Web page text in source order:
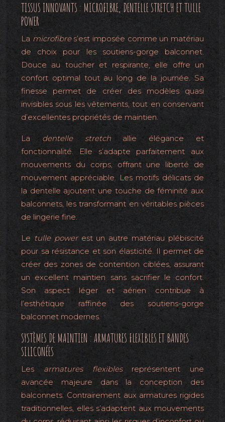
TISSUS INNOVANTS : MICROFIBRE, DENTELLE STRETCH ET TULLE
POWER
La microfibres’est imposée comme un matériau
de choix pour les soutiens-gorge balconnet.
Douce au toucher et respirante, elle offre un
confort optimal tout au long de la journée. Sa
finesse permet de créer des modèles quasi
invisibles sous les vêtements, tout en conservant
d’excellentes propriétés de maintien.
La dentelle stretch allie élégance et
fonctionnalité. Elle s’adapte parfaitement aux
mouvements du corps, offrant une liberté de
mouvement appréciable. Les motifs délicats de
la dentelle ajoutent une touche de féminité aux
balconnets, les transformant en véritables pièces
de lingerie fine.
Le tulle power est un autre matériau plébiscité
pour sa résistance et son élasticité. Il permet de
créer des zones de contention ciblées, assurant
un excellent maintien sans sacrifier le confort.
Son aspect léger et aérien contribue à
l’esthétique raffinée des soutiens-gorge
balconnet modernes.
SYSTÈMES DE MAINTIEN : ARMATURES FLEXIBLES ET BANDES
SILICONÉES
Lesarmatures flexiblesreprésentent une
avancée majeure dans la conception des
balconnets. Contrairement aux armatures rigides
traditionnelles, elles s’adaptent aux mouvements